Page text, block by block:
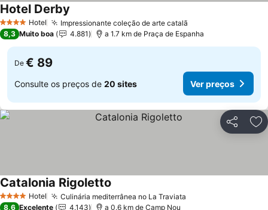
4 EstrelasHotel Impressionante coleção de arte catalã
Hotel Derby
8,3 Muito boa 4.881 a 1.7 km de Praça de Espanha
De € 89
Consulte os preços de 20 sites Ver preços
Partilhar
4 EstrelasHotel Culinária mediterrânea no La Traviata
Catalonia Rigoletto
8,6 Excelente 4.143 a 0.6 km de Camp Nou